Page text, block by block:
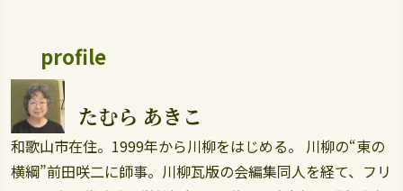
profile
たむら あきこ
和歌山市在住。1999年から川柳をはじめる。 川柳の“東の
横綱”前田咲二に師事。川柳瓦版の会編集同人を経て、フリ